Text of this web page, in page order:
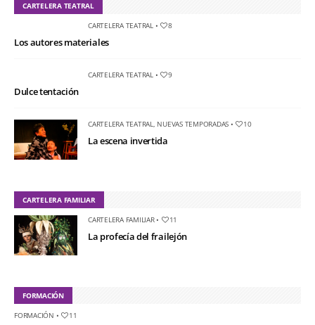
CARTELERA TEATRAL
CARTELERA TEATRAL• 8
Los autores materiales
CARTELERA TEATRAL• 9
Dulce tentación
CARTELERA TEATRAL, NUEVAS TEMPORADAS • 10
La escena invertida
CARTELERA FAMILIAR
CARTELERA FAMILIAR• 11
La profecía del frailejón
FORMACIÓN
FORMACIÓN • 11